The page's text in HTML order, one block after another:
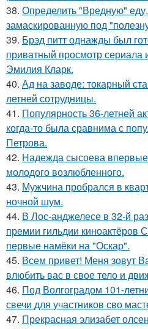
38. Определить "Вредную"
замаскированную под
39. Брэд питт однажды был
приватный просмотр сериала
Эмилия Кларк.
40. Ад на заводе: токарный
летней сотрудницы.
41. Популярность 36-летней
когда-то была сравнима с
Петрова.
42. Надежда сысоева впервые
молодого возлюбленного.
43. Мужчина пробрался в
ночной шум.
44. В Лос-анджелесе в 32-й
премии гильдии киноактёров
первые намёки на "Оскар".
45. Всем привет! Меня зовут
влюбить вас в свое тело и
46. Под Волгоградом 101-
свечи для участников сво
47. Прекрасная элизабет